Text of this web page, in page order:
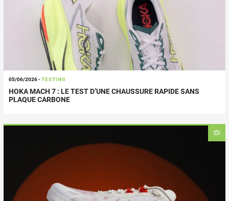
05/06/2026-TESTING
HOKA MACH 7 : LE TEST D’UNE CHAUSSURE RAPIDE SANS
PLAQUE CARBONE